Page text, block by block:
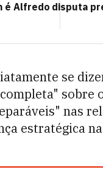
é Alfredo disputa
se
nas
estratégica